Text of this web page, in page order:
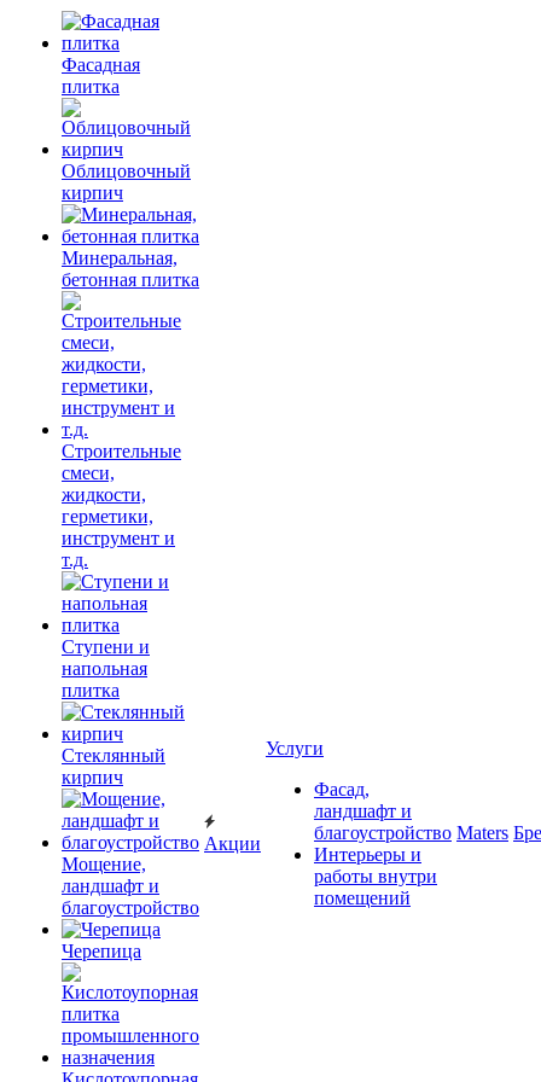
Фасадная
плитка
Облицовочный
кирпич
Минеральная,
бетонная плитка
Строительные
смеси,
жидкости,
герметики,
инструмент и
т.д.
Ступени и
напольная
плитка
Cтеклянный
кирпич
Мощение,
ландшафт и
благоустройство
Черепица
Акции
Услуги
Фасад,
ландшафт и
благоустройство
Интерьеры и
работы внутри
помещений
Maters